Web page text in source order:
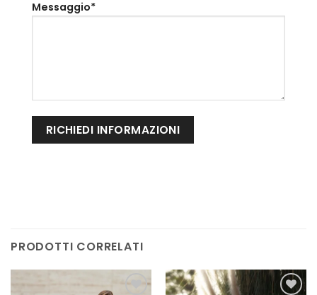
Messaggio*
PRODOTTI CORRELATI